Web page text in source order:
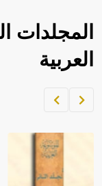
المجلدات
العربية